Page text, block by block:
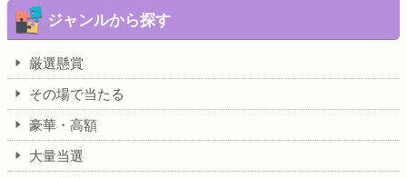
ジャンルから探す
厳選懸賞
その場で当たる
豪華・高額
大量当選